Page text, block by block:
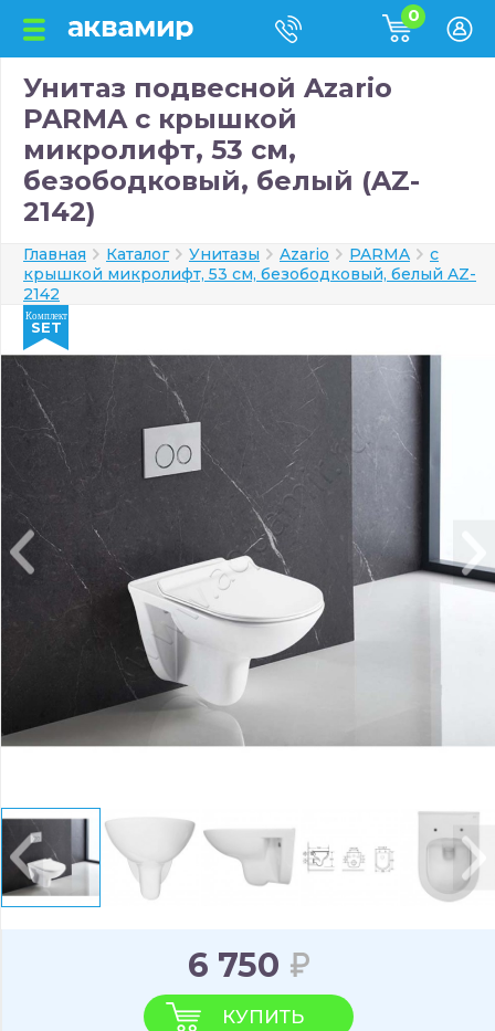
0
Унитаз подвесной Azario
PARMA с крышкой
микролифт, 53 см,
безободковый, белый (AZ-
2142)
Главная Каталог Унитазы Azario PARMA
с
крышкой микролифт, 53 см, безободковый, белый AZ-
2142
Комплект
SET
6 750
КУПИТЬ